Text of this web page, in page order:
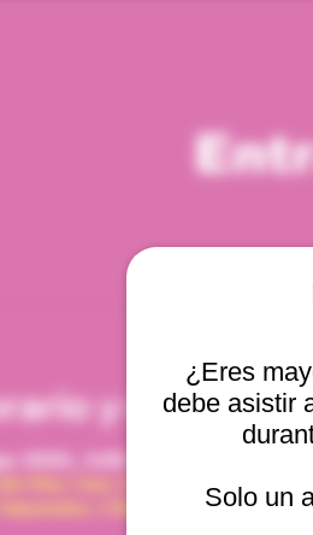
¿Eres
debe asistir
Solo un
y ubicación
2025, 3:00 p. m. – 4:00 p. m.
del Mar, Cam. Internacional 2440,